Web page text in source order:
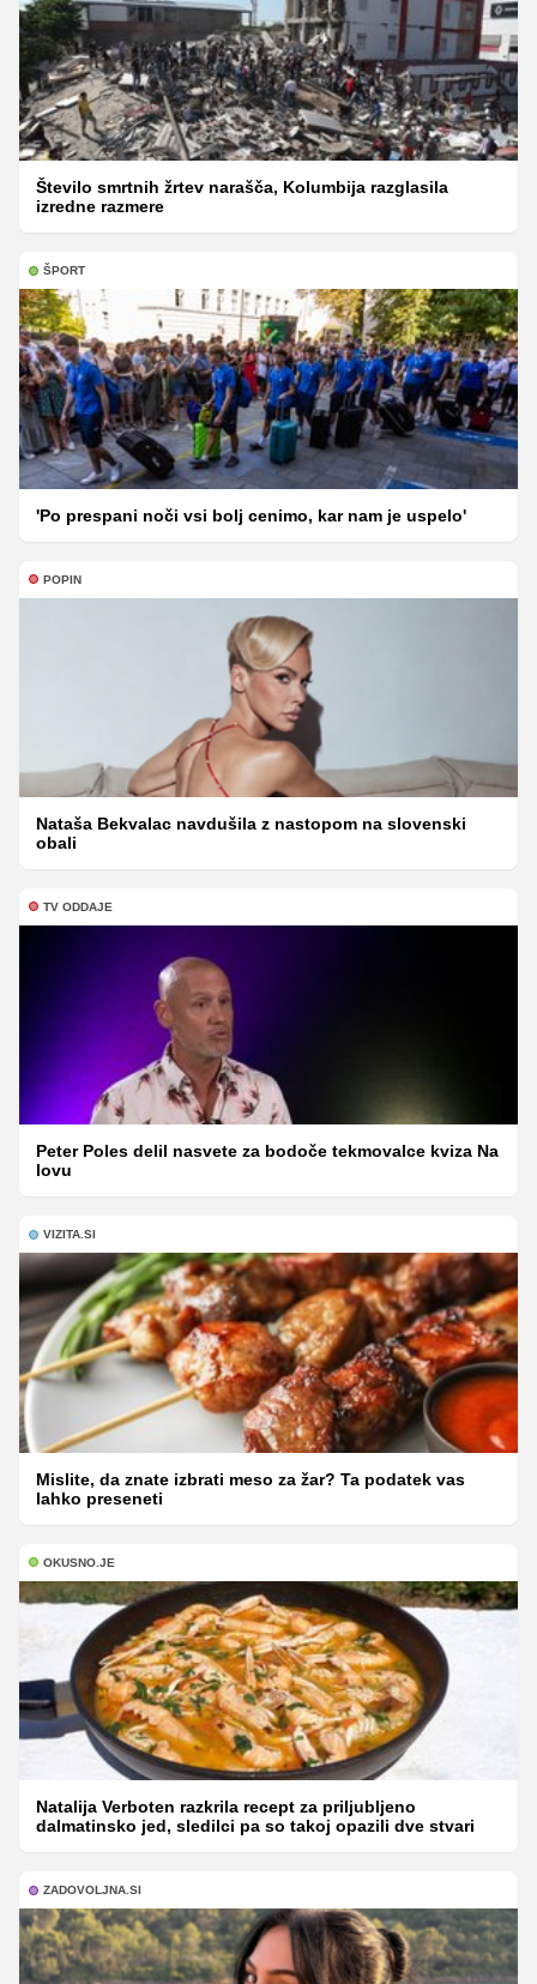
Število smrtnih žrtev narašča, Kolumbija razglasila
izredne razmere
ŠPORT
'Po prespani noči vsi bolj cenimo, kar nam je uspelo'
POPIN
Nataša Bekvalac navdušila z nastopom na slovenski
obali
TV ODDAJE
Peter Poles delil nasvete za bodoče tekmovalce kviza Na
lovu
VIZITA.SI
Mislite, da znate izbrati meso za žar? Ta podatek vas
lahko preseneti
OKUSNO.JE
Natalija Verboten razkrila recept za priljubljeno
dalmatinsko jed, sledilci pa so takoj opazili dve stvari
ZADOVOLJNA.SI